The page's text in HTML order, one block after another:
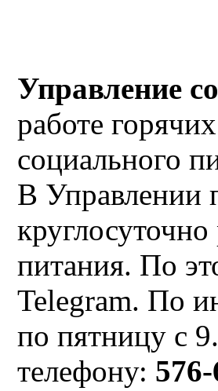
Управление
работе
социального
В Управлении
питания. По
Telegram. По
по пятницу с
телефону: